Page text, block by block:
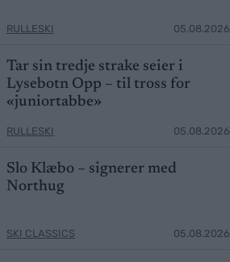
RULLESKI 05.08.2026
Tar sin tredje strake seier i
Lysebotn Opp – til tross for
«juniortabbe»
RULLESKI 05.08.2026
Slo Klæbo – signerer med
Northug
SKI CLASSICS 05.08.2026